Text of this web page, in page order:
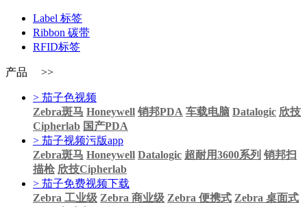
Label 标签
Ribbon 碳带
RFID标签
产品 >>
> 茄子色视频
Zebra斑马 Honeywell 销邦PDA 车载电脑 Datalogic 欣技
Cipherlab 国产PDA
> 茄子视频污版app
Zebra斑马 Honeywell Datalogic 超耐用3600系列 销邦扫
描枪 欣技Cipherlab
> 茄子免费视频下载
Zebra 工业级 Zebra 商业级 Zebra 便携式 Zebra 桌面式